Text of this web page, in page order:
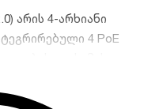
არის 4-არხიანი
4 PoE
მხარდაჭერა და
და